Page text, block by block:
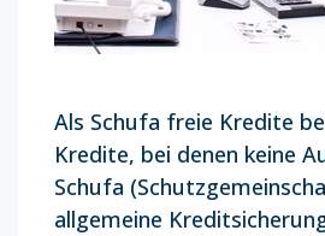
Als Schufa freie Kredite
Kredite, bei denen keine
Schufa
allgemeine